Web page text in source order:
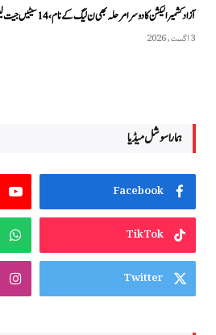
آزاد کشمیر الیکشن کا دوسرا مرحلہ بھی ن لیگ کے نام، 14 سیٹیں جیت لیں، پیپلزپارٹی کے 5 کامیاب
3 اگست, 2026
ہمارا سوشل میڈیا
Facebook
TikTok
Twitter